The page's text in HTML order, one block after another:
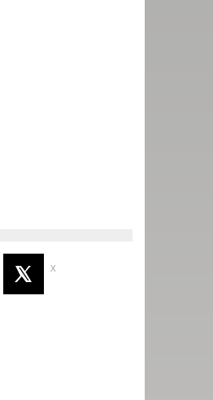
X